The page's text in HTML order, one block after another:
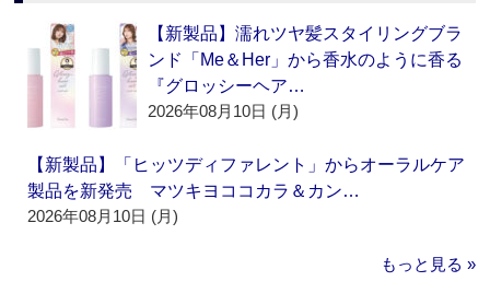
【新製品】濡れツヤ髪スタイリングブラ
ンド「Me＆Her」から香水のように香る
『グロッシーヘア…
2026年08月10日 (月)
【新製品】「ヒッツディファレント」からオーラルケア
製品を新発売 マツキヨココカラ＆カン…
2026年08月10日 (月)
もっと見る »